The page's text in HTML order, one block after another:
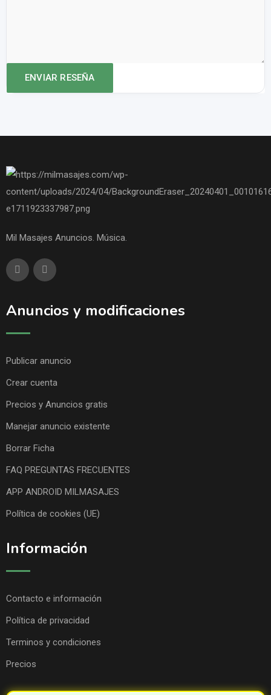
Mil Masajes Anuncios. Música.
Anuncios y modificaciones
Publicar anuncio
Crear cuenta
Precios y Anuncios gratis
Manejar anuncio existente
Borrar Ficha
FAQ PREGUNTAS FRECUENTES
APP ANDROID MILMASAJES
Política de cookies (UE)
Información
Contacto e información
Política de privacidad
Terminos y condiciones
Precios